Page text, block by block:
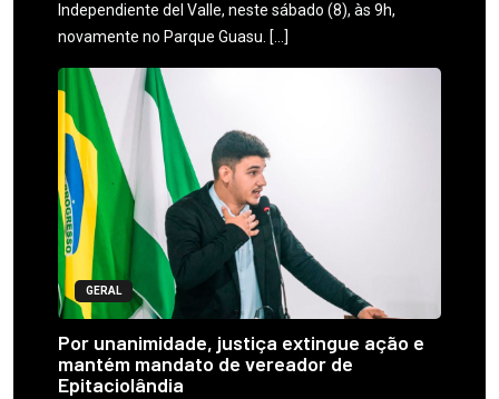
Independiente del Valle, neste sábado (8), às 9h,
novamente no Parque Guasu. […]
GERAL
Por unanimidade, justiça extingue ação e
mantém mandato de vereador de
Epitaciolândia